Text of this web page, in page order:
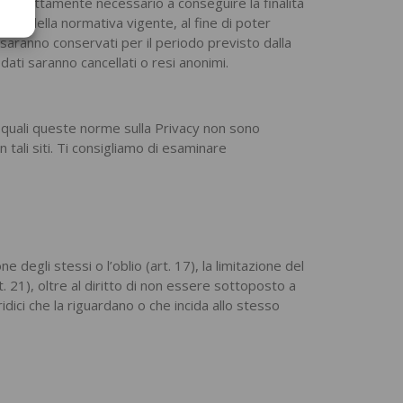
della normativa vigente, al fine di poter
conservati per il periodo previsto dalla
saranno cancellati o resi anonimi.
queste norme sulla Privacy non sono
siti. Ti consigliamo di esaminare
degli stessi o l’oblio (art. 17), la limitazione del
21), oltre al diritto di non essere sottoposto a
che la riguardano o che incida allo stesso